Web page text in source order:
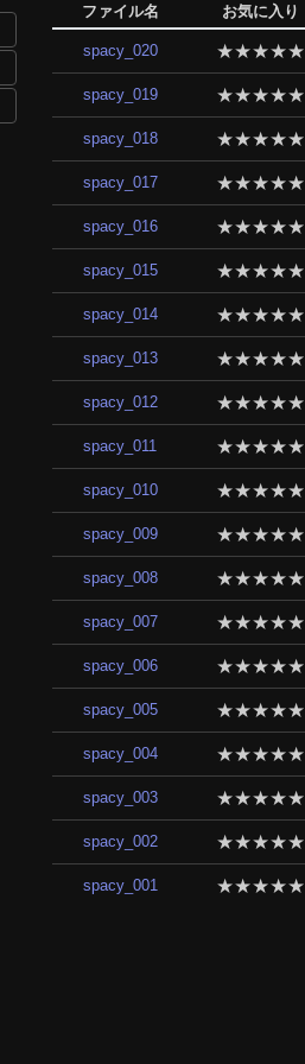
ファイル名 お気に入り
spacy_020 ★★★★★
spacy_019 ★★★★★
spacy_018 ★★★★★
spacy_017 ★★★★★
spacy_016 ★★★★★
spacy_015 ★★★★★
spacy_014 ★★★★★
spacy_013 ★★★★★
spacy_012 ★★★★★
spacy_011 ★★★★★
spacy_010 ★★★★★
spacy_009 ★★★★★
spacy_008 ★★★★★
spacy_007 ★★★★★
spacy_006 ★★★★★
spacy_005 ★★★★★
spacy_004 ★★★★★
spacy_003 ★★★★★
spacy_002 ★★★★★
spacy_001 ★★★★★